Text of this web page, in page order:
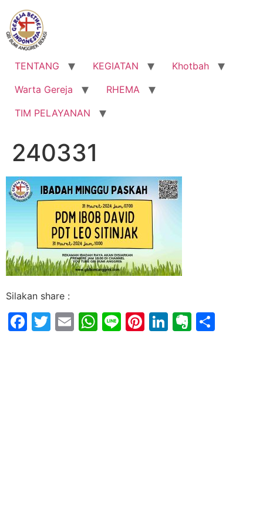
Lewati
konten
TENTANG KEGIATAN
Khotbah
Warta Gereja
RHEMA
TIM PELAYANAN
240331
Silakan share :
Facebook
Twitter
EmailWhatsApp
LinePinterest
LinkedIn